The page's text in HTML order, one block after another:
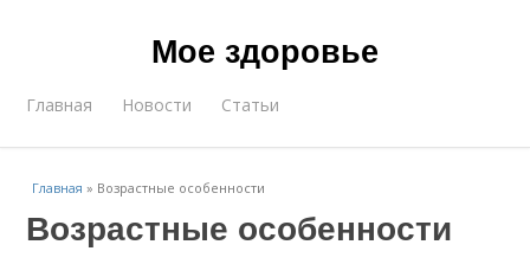
Мое здоровье
Главная Новости Статьи
Главная » Возрастные особенности
Возрастные особенности